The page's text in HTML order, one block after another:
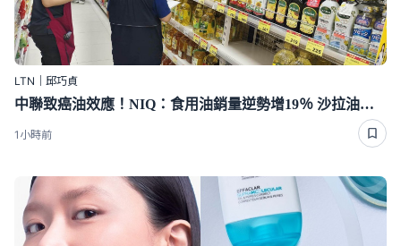
LTN｜邱巧貞
中聯致癌油效應！NIQ：食用油銷量逆勢增19％ 沙拉油占比慘跌近半
1小時前